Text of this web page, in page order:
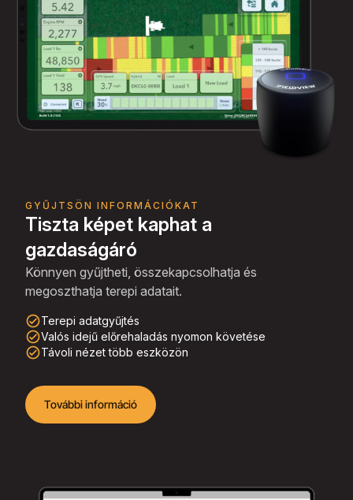
GYŰJTSÖN INFORMÁCIÓKAT
Tiszta képet kaphat a
gazdaságáró
Könnyen gyűjtheti, összekapcsolhatja és
megoszthatja terepi adatait.
check_circle_outlineTerepi adatgyűjtés
check_circle_outlineValós idejű előrehaladás nyomon követése
check_circle_outlineTávoli nézet több eszközön
További információ